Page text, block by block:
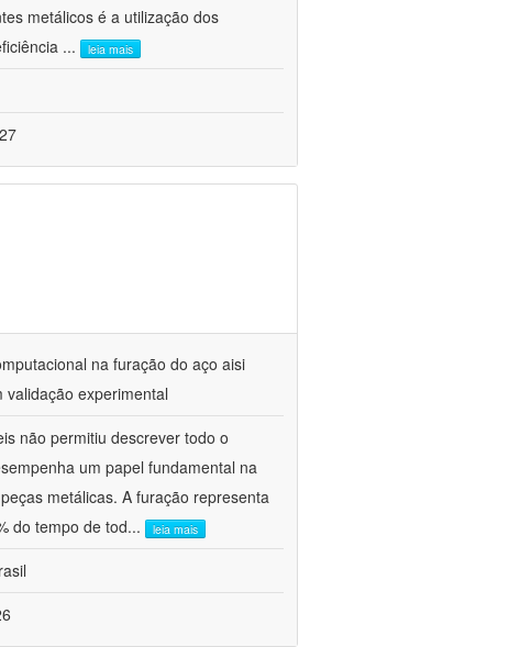
metálicos é a utilização dos
... leia mais
na furação do aço aisi
experimental
não permitiu descrever todo o
um papel fundamental na
metálicas. A furação representa
do tempo de tod... leia mais